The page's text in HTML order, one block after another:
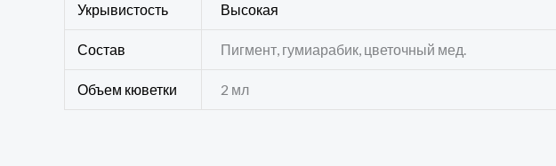
Укрывистость Высокая
Состав Пигмент, гумиарабик, цветочный мед.
Объем кюветки 2 мл